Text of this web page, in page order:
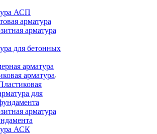
АСП
арматура
арматура
для бетонных
арматура
арматура
для
арматура
АСК